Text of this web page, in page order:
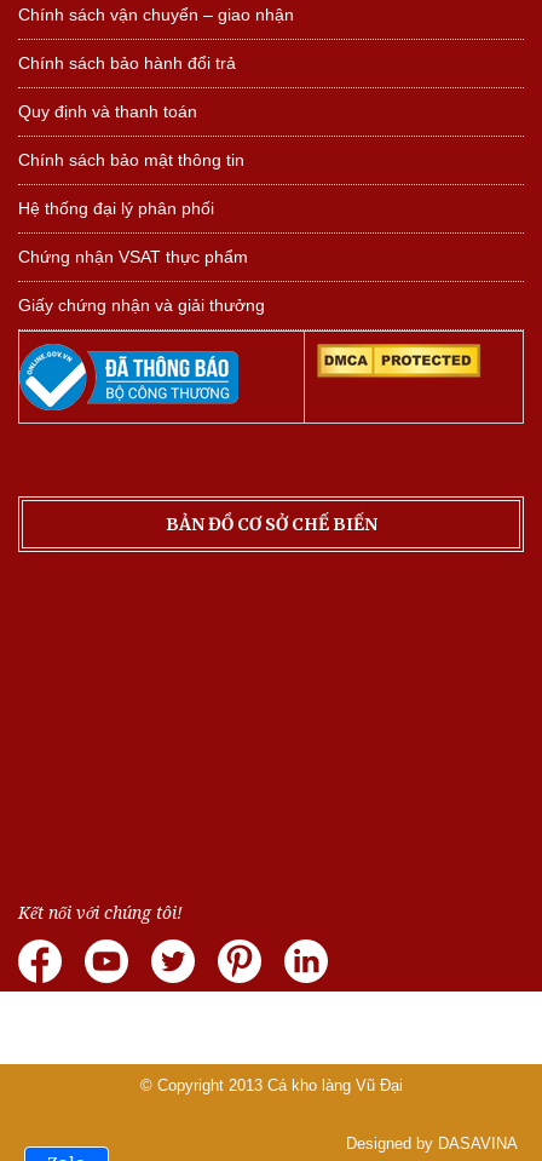
Chính sách vận chuyển – giao nhận
Chính sách bảo hành đổi trả
Quy định và thanh toán
Chính sách bảo mật thông tin
Hệ thống đại lý phân phối
Chứng nhận VSAT thực phẩm
Giấy chứng nhận và giải thưởng
BẢN ĐỒ CƠ SỞ CHẾ BIẾN
Kết nối với chúng tôi!
© Copyright 2013 Cá kho làng Vũ Đại
Designed by DASAVINA